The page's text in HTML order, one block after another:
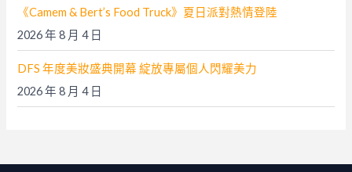
《Camem & Bert’s Food Truck》夏日派對熱情登陸
2026 年 8 月 4 日
DFS 年度美妝盛典開幕 綻放專屬個人閃耀美力
2026 年 8 月 4 日